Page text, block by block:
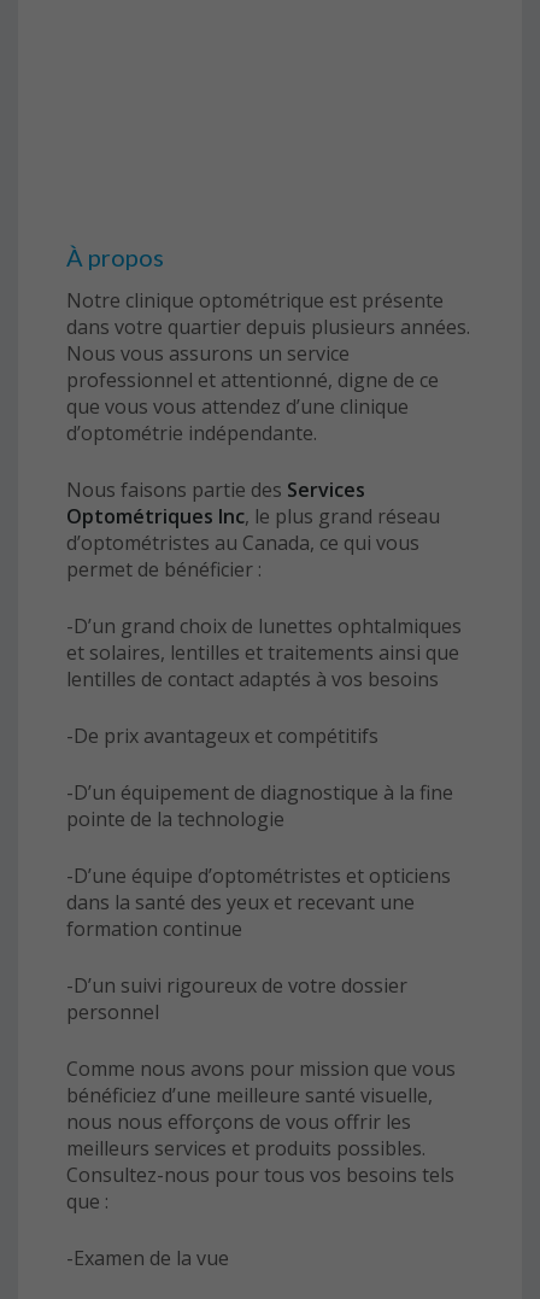
À propos
Notre clinique optométrique est présente
dans votre quartier depuis plusieurs années.
Nous vous assurons un service
professionnel et attentionné, digne de ce
que vous vous attendez d’une clinique
d’optométrie indépendante.
Nous faisons partie des Services
Optométriques Inc, le plus grand réseau
d’optométristes au Canada, ce qui vous
permet de bénéficier :
-D’un grand choix de lunettes ophtalmiques
et solaires, lentilles et traitements ainsi que
lentilles de contact adaptés à vos besoins
-De prix avantageux et compétitifs
-D’un équipement de diagnostique à la fine
pointe de la technologie
-D’une équipe d’optométristes et opticiens
dans la santé des yeux et recevant une
formation continue
-D’un suivi rigoureux de votre dossier
personnel
Comme nous avons pour mission que vous
bénéficiez d’une meilleure santé visuelle,
nous nous efforçons de vous offrir les
meilleurs services et produits possibles.
Consultez-nous pour tous vos besoins tels
que :
-Examen de la vue